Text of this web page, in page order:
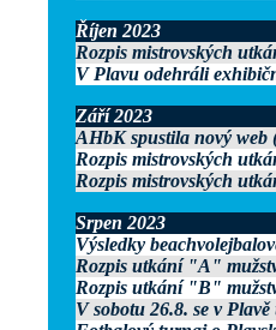
Říjen 2023
Rozpis mistrovských
V Plavu odehráli
Září 2023
AHbK spustila nový web
Rozpis mistrovských
Rozpis mistrovských
Srpen 2023
Výsledky
Rozpis utkání "A"
Rozpis utkání "B"
V sobotu 26.8. se v